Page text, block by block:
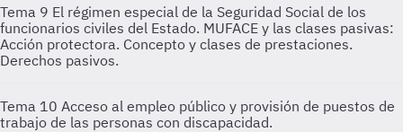
Tema 9 El régimen especial de la Seguridad Social de los
funcionarios civiles del Estado. MUFACE y las clases pasivas:
Acción protectora. Concepto y clases de prestaciones.
Derechos pasivos.
Tema 10 Acceso al empleo público y provisión de puestos de
trabajo de las personas con discapacidad.